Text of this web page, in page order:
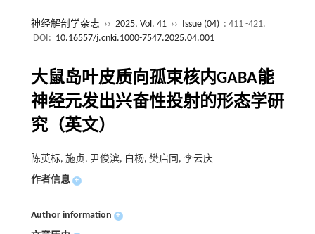
神经解剖学杂志 ›› 2025, Vol. 41 ›› Issue (04) : 411 -421.
DOI: 10.16557/j.cnki.1000-7547.2025.04.001
大鼠岛叶皮质向孤束核内GABA能
神经元发出兴奋性投射的形态学研
究（英文）
陈英标, 施贞, 尹俊滨, 白杨, 樊启同, 李云庆
作者信息 +
Author information +